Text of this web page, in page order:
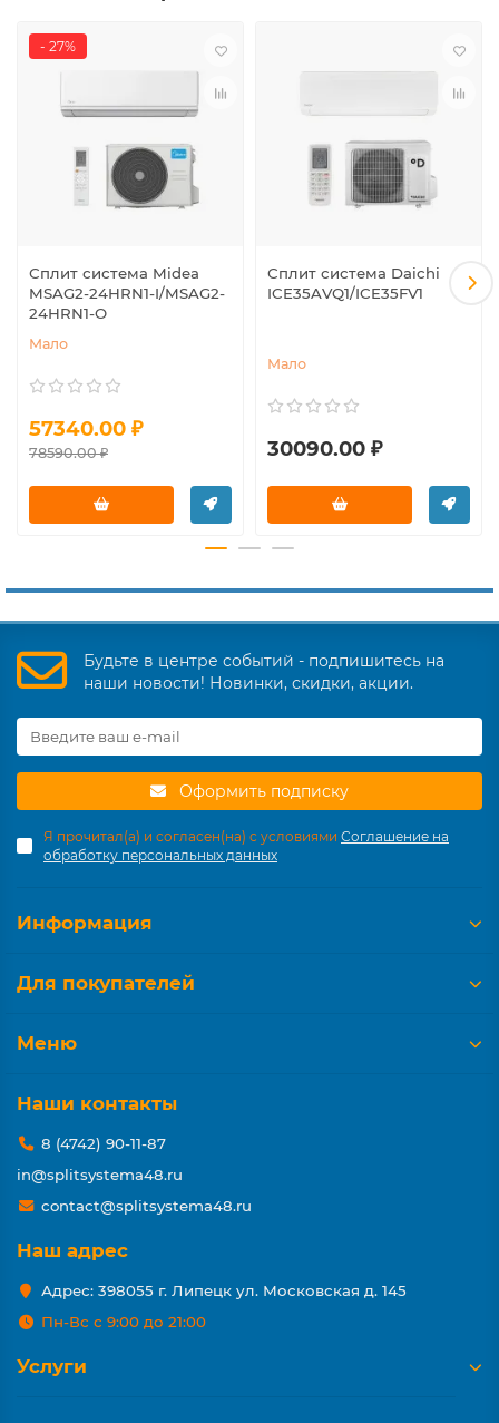
- 27%
Сплит система Midea
MSAG2-24HRN1-I/MSAG2-
24HRN1-O
Мало
57340.00 ₽
78590.00 ₽
Сплит система Daichi
ICE35AVQ1/ICE35FV1
Мало
30090.00 ₽
Будьте в центре событий - подпишитесь на
наши новости! Новинки, скидки, акции.
Оформить подписку
Я прочитал(а) и согласен(на) с условиями Соглашение на
обработку персональных данных
Информация
Для покупателей
Меню
Наши контакты
8 (4742) 90-11-87
in@splitsystema48.ru
contact@splitsystema48.ru
Наш адрес
Адрес: 398055 г. Липецк ул. Московская д. 145
Пн-Вс с 9:00 до 21:00
Услуги